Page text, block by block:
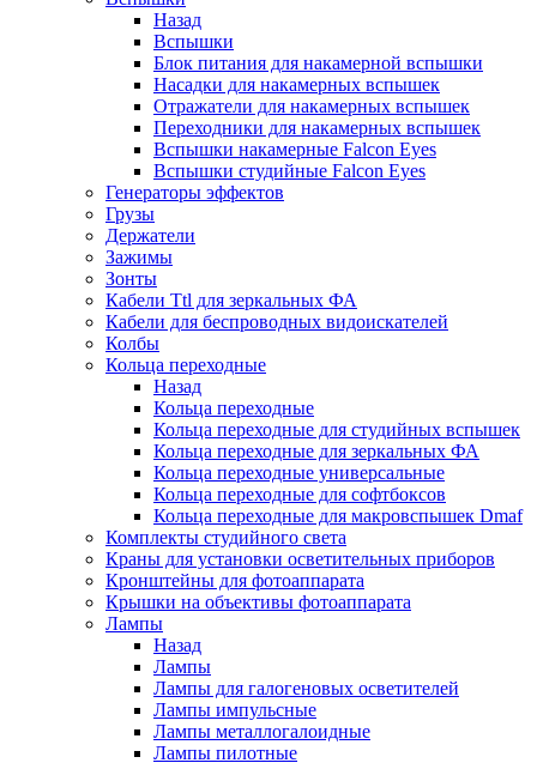
Назад
Вспышки
Блок питания для накамерной вспышки
Насадки для накамерных вспышек
Отражатели для накамерных вспышек
Переходники для накамерных вспышек
Вспышки накамерные Falcon Eyes
Вспышки студийные Falcon Eyes
Генераторы эффектов
Грузы
Держатели
Зажимы
Зонты
Кабели Ttl для зеркальных ФА
Кабели для беспроводных видоискателей
Колбы
Кольца переходные
Назад
Кольца переходные
Кольца переходные для студийных вспышек
Кольца переходные для зеркальных ФА
Кольца переходные универсальные
Кольца переходные для софтбоксов
Кольца переходные для макровспышек Dmaf
Комплекты студийного света
Краны для установки осветительных приборов
Кронштейны для фотоаппарата
Крышки на объективы фотоаппарата
Лампы
Назад
Лампы
Лампы для галогеновых осветителей
Лампы импульсные
Лампы металлогалоидные
Лампы пилотные